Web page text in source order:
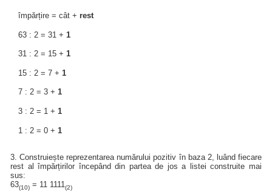
împărțire = cât + rest
63 : 2 = 31 + 1
31 : 2 = 15 + 1
15 : 2 = 7 + 1
7 : 2 = 3 + 1
3 : 2 = 1 + 1
1 : 2 = 0 + 1
3. Construiește reprezentarea numărului pozitiv în baza 2, luând fiecare
rest al împărțirilor începând din partea de jos a listei construite mai
sus:
63(10) = 11 1111(2)